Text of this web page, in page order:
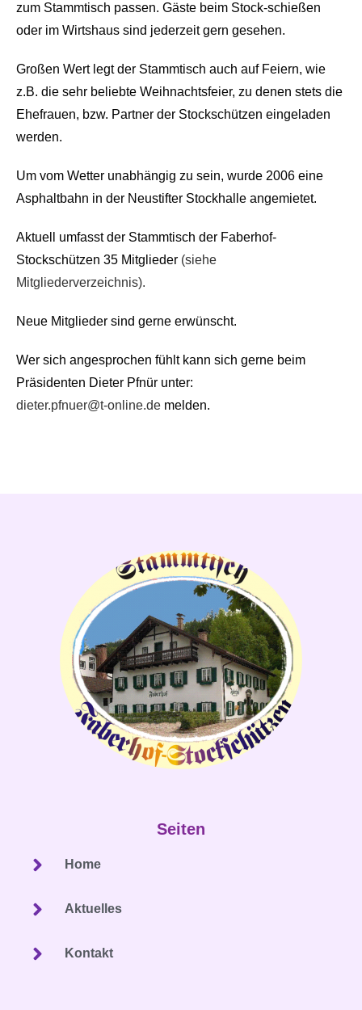
zum Stammtisch passen. Gäste beim Stock-schießen
oder im Wirtshaus sind jederzeit gern gesehen.
Großen Wert legt der Stammtisch auch auf Feiern, wie
z.B. die sehr beliebte Weihnachtsfeier, zu denen stets die
Ehefrauen, bzw. Partner der Stockschützen eingeladen
werden.
Um vom Wetter unabhängig zu sein, wurde 2006 eine
Asphaltbahn in der Neustifter Stockhalle angemietet.
Aktuell umfasst der Stammtisch der Faberhof-
Stockschützen 35 Mitglieder (siehe
Mitgliederverzeichnis).
Neue Mitglieder sind gerne erwünscht.
Wer sich angesprochen fühlt kann sich gerne beim
Präsidenten Dieter Pfnür unter:
dieter.pfnuer@t-online.de melden.
Seiten
Home
Aktuelles
Kontakt